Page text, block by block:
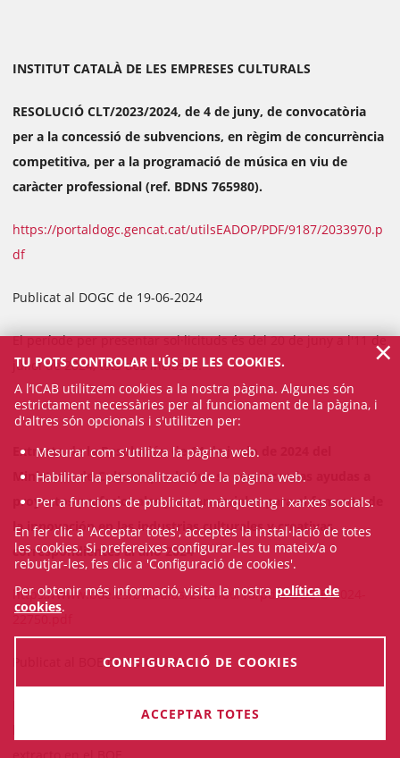
INSTITUT CATALÀ DE LES EMPRESES CULTURALS
RESOLUCIÓ CLT/2023/2024, de 4 de juny, de convocatòria
per a la concessió de subvencions, en règim de concurrència
competitiva, per a la programació de música en viu de
caràcter professional (ref. BDNS 765980).
https://portaldogc.gencat.cat/utilsEADOP/PDF/9187/2033970.p
df
Publicat al DOGC de 19-06-2024
El període per presentar sol·licituds és del 20 de juny a l'11 de
juliol de 2024, tots dos inclosos.
Extracto de la Resolución de 14 de junio de 2024 del
Ministerio de Cultura, por la que se convocan las ayudas a
proyectos profesionales y empresariales para el fomento de
la innovación en las industrias culturales y creativas
correspondientes al año 2024
https://www.boe.es/boe/dias/2024/06/18/pdfs/BOE-B-2024-
22750.pdf
Publicat al BOE de 18-06-2024
TU POTS CONTROLAR L'ÚS DE LES COOKIES.
A l’ICAB utilitzem cookies a la nostra pàgina. Algunes són
estrictament necessàries per al funcionament de la pàgina, i
d'altres són opcionals i s'utilitzen per:
Mesurar com s'utilitza la pàgina web.
Habilitar la personalització de la pàgina web.
Per a funcions de publicitat, màrqueting i xarxes socials.
En fer clic a 'Acceptar totes', acceptes la instal·lació de totes
les cookies. Si prefereixes configurar-les tu mateix/a o
rebutjar-les, fes clic a 'Configuració de cookies'.
Per obtenir més informació, visita la nostra política de
cookies.
CONFIGURACIÓ DE COOKIES
ACCEPTAR TOTES
×